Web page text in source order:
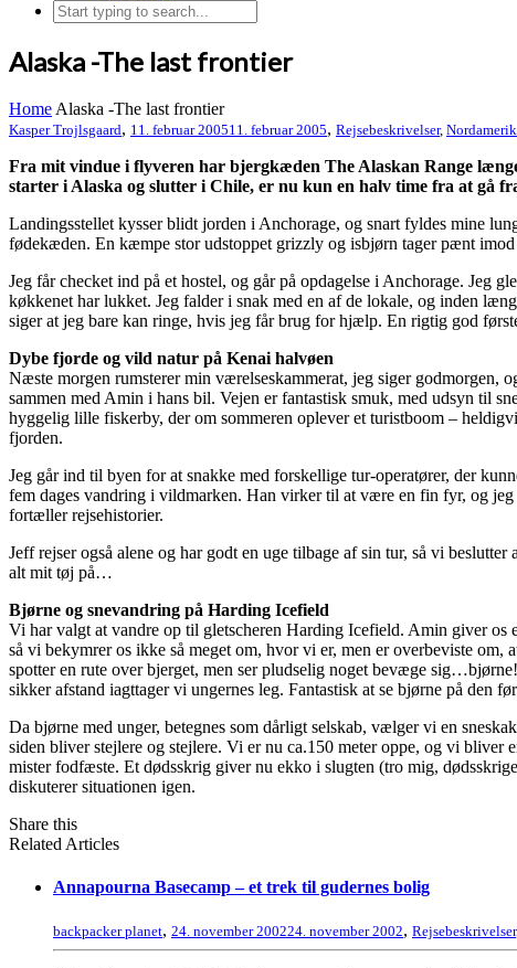
Alaska -The last frontier
Home Alaska -The last frontier
Kasper Trojlsgaard, 11. februar 200511. februar 2005, Rejsebeskrivelser,
Fra mit vindue i flyveren har bjergkæden The Alaskan Range
starter i Alaska og slutter i Chile, er nu kun en halv time fra at gå
Landingsstellet kysser blidt jorden i Anchorage, og snart fyldes mine
fødekæden. En kæmpe stor udstoppet grizzly og isbjørn tager pænt
Jeg får checket ind på et hostel, og går på opdagelse i Anchorage. Jeg
køkkenet har lukket. Jeg falder i snak med en af de lokale, og inden
siger at jeg bare kan ringe, hvis jeg får brug for hjælp. En rigtig god
Dybe fjorde og vild natur på Kenai halvøen
Næste morgen rumsterer min værelseskammerat, jeg siger godmorgen,
sammen med Amin i hans bil. Vejen er fantastisk smuk, med udsyn til
hyggelig lille fiskerby, der om sommeren oplever et turistboom –
fjorden.
Jeg går ind til byen for at snakke med forskellige tur-operatører, der
fem dages vandring i vildmarken. Han virker til at være en fin fyr, og jeg
fortæller rejsehistorier.
Jeff rejser også alene og har godt en uge tilbage af sin tur, så vi
alt mit tøj på…
Bjørne og snevandring på Harding Icefield
Vi har valgt at vandre op til gletscheren Harding Icefield. Amin giver
så vi bekymrer os ikke så meget om, hvor vi er, men er overbeviste
spotter en rute over bjerget, men ser pludselig noget bevæge
sikker afstand iagttager vi ungernes leg. Fantastisk at se bjørne på den
Da bjørne med unger, betegnes som dårligt selskab, vælger vi en
siden bliver stejlere og stejlere. Vi er nu ca.150 meter oppe, og vi bliver
mister fodfæste. Et dødsskrig giver nu ekko i slugten (tro mig,
diskuterer situationen igen.
Share this
Related Articles
Annapourna Basecamp – et trek til gudernes bolig
backpacker planet, 24. november 200224. november 2002, Rejsebeskrivelser